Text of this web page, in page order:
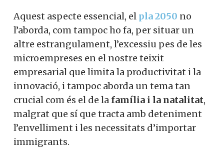
Aquest aspecte essencial, el pla 2050 no
l’aborda, com tampoc ho fa, per situar un
altre estrangulament, l’excessiu pes de les
microempreses en el nostre teixit
empresarial que limita la productivitat i la
innovació, i tampoc aborda un tema tan
crucial com és el de la família i la natalitat,
malgrat que sí que tracta amb deteniment
l’envelliment i les necessitats d’importar
immigrants.